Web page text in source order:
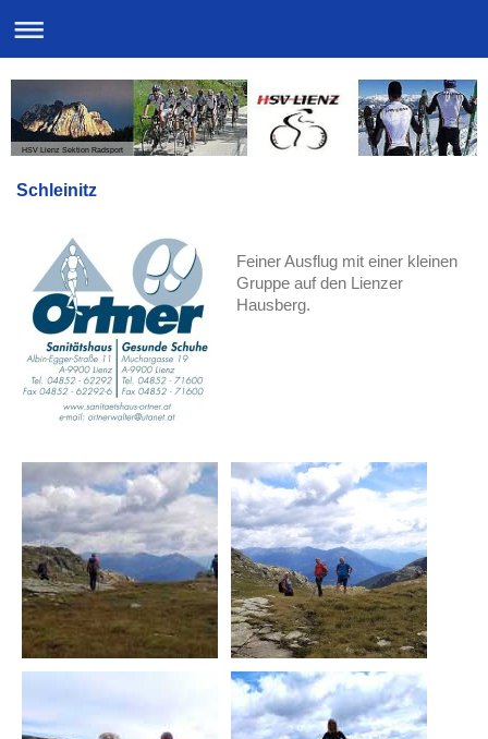
HSV Lienz Sektion Radsport
Schleinitz
Feiner Ausflug mit einer kleinen
Gruppe auf den Lienzer
Hausberg.